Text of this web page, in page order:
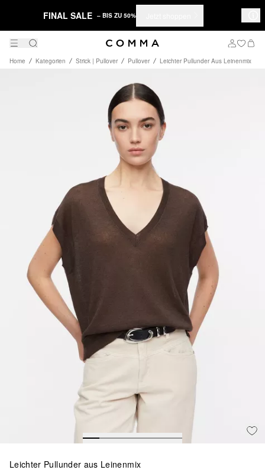
FINAL SALE – BIS ZU 50%
Home Kategorien Strick | Pullover Pullover Leichter Pullunder Aus Leinenmix
Leichter Pullunder aus Leinenmix